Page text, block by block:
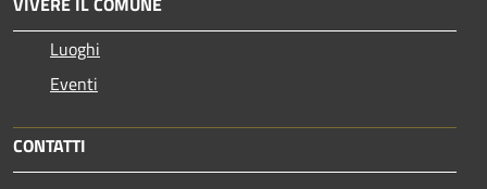
Luoghi
Eventi
CONTATTI